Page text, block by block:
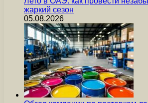
жаркий сезон
05.08.2026